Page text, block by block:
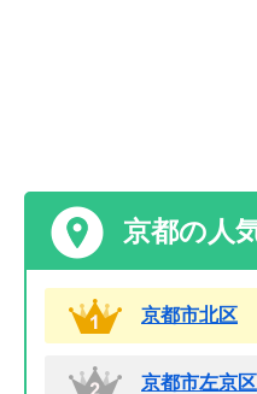
京都の人
京都市北区
京都市左京区